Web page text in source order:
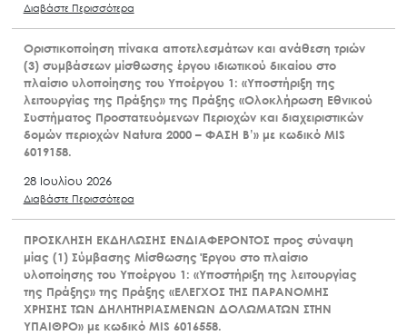
Διαβάστε Περισσότερα
Οριστικοποίηση πίνακα αποτελεσμάτων και ανάθεση τριών
(3) συμβάσεων μίσθωσης έργου ιδιωτικού δικαίου στο
πλαίσιο υλοποίησης του Υποέργου 1: «Υποστήριξη της
λειτουργίας της Πράξης» της Πράξης «Ολοκλήρωση Εθνικού
Συστήματος Προστατευόμενων Περιοχών και διαχειριστικών
δομών περιοχών Natura 2000 – ΦΑΣΗ Β’» με κωδικό MIS
6019158.
28 Ιουλίου 2026
Διαβάστε Περισσότερα
ΠΡΟΣΚΛΗΣΗ ΕΚΔΗΛΩΣΗΣ ΕΝΔΙΑΦΕΡΟΝΤΟΣ προς σύναψη
μίας (1) Σύμβασης Μίσθωσης Έργου στο πλαίσιο
υλοποίησης του Υποέργου 1: «Υποστήριξη της λειτουργίας
της Πράξης» της Πράξης «ΕΛΕΓΧΟΣ ΤΗΣ ΠΑΡΑΝΟΜΗΣ
ΧΡΗΣΗΣ ΤΩΝ ΔΗΛΗΤΗΡΙΑΣΜΕΝΩΝ ΔΟΛΩΜΑΤΩΝ ΣΤΗΝ
ΥΠΑΙΘΡΟ» με κωδικό MIS 6016558.